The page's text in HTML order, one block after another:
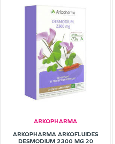
ARKOPHARMA
ARKOPHARMA ARKOFLUIDES
DESMODIUM 2300 MG 20